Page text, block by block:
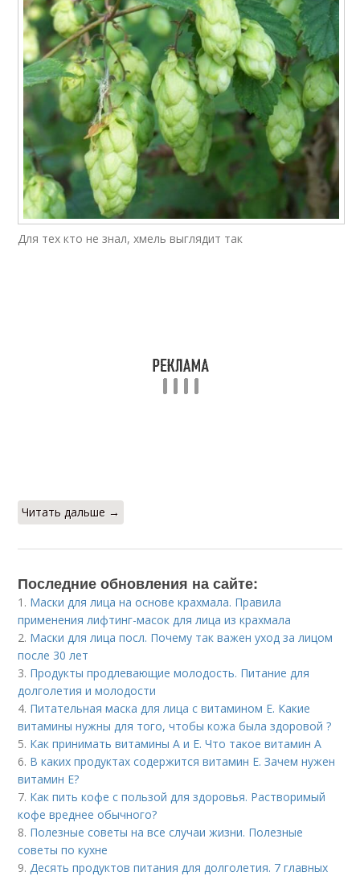
Для тех кто не знал, хмель выглядит так
Читать дальше →
Последние обновления на сайте:
1. Маски для лица на основе крахмала. Правила
применения лифтинг-масок для лица из крахмала
2. Маски для лица посл. Почему так важен уход за лицом
после 30 лет
3. Продукты продлевающие молодость. Питание для
долголетия и молодости
4. Питательная маска для лица с витамином Е. Какие
витамины нужны для того, чтобы кожа была здоровой ?
5. Как принимать витамины А и Е. Что такое витамин А
6. В каких продуктах содержится витамин Е. Зачем нужен
витамин Е?
7. Как пить кофе с пользой для здоровья. Растворимый
кофе вреднее обычного?
8. Полезные советы на все случаи жизни. Полезные
советы по кухне
9.Десять продуктов питания для долголетия. 7 главных